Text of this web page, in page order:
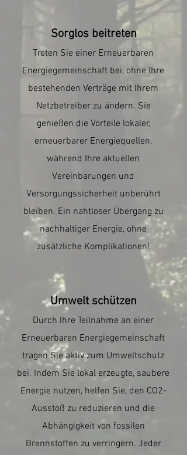
Sorglos beitreten
Treten Sie einer Erneuerbaren
Energiegemeinschaft bei, ohne Ihre
bestehenden Verträge mit Ihrem
Netzbetreiber zu ändern. Sie
genießen die Vorteile lokaler,
erneuerbarer Energiequellen,
während Ihre aktuellen
Vereinbarungen und
Versorgungssicherheit unberührt
bleiben. Ein nahtloser Übergang zu
nachhaltiger Energie, ohne
zusätzliche Komplikationen!
Umwelt schützen
Durch Ihre Teilnahme an einer
Erneuerbaren Energiegemeinschaft
tragen Sie aktiv zum Umweltschutz
bei. Indem Sie lokal erzeugte, saubere
Energie nutzen, helfen Sie, den CO2-
Ausstoß zu reduzieren und die
Abhängigkeit von fossilen
Brennstoffen zu verringern. Jeder